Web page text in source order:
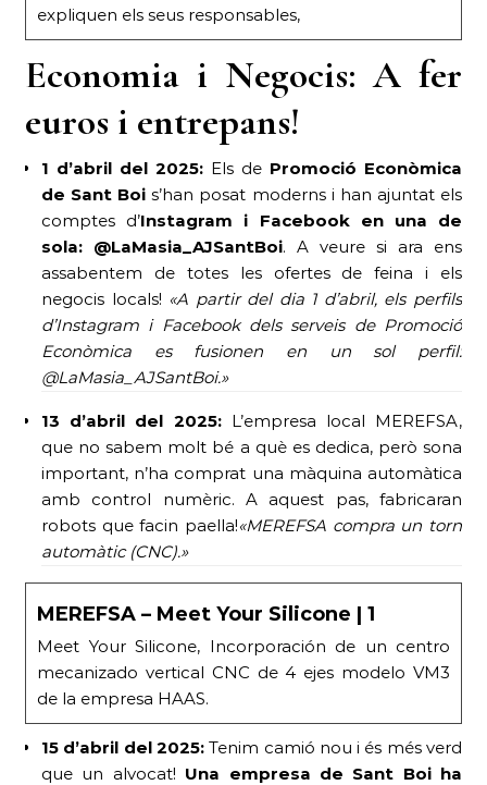
expliquen els seus responsables,
Economia i Negocis: A fer
euros i entrepans!
1 d’abril del 2025: Els de Promoció Econòmica
de Sant Boi s’han posat moderns i han ajuntat els
comptes d’Instagram i Facebook en una de
sola: @LaMasia_AJSantBoi. A veure si ara ens
assabentem de totes les ofertes de feina i els
negocis locals! «A partir del dia 1 d’abril, els perfils
d’Instagram i Facebook dels serveis de Promoció
Econòmica es fusionen en un sol perfil:
@LaMasia_AJSantBoi.»
13 d’abril del 2025:L’empresa local MEREFSA,
que no sabem molt bé a què es dedica, però sona
important, n’ha comprat una màquina automàtica
amb control numèric. A aquest pas, fabricaran
robots que facin paella!«MEREFSA compra un torn
automàtic (CNC).»
MEREFSA – Meet Your Silicone | 1
Meet Your Silicone, Incorporación de un centro
mecanizado vertical CNC de 4 ejes modelo VM3
de la empresa HAAS.
15 d’abril del 2025:Tenim camió nou i és més verd
que un alvocat! Una empresa de Sant Boi ha